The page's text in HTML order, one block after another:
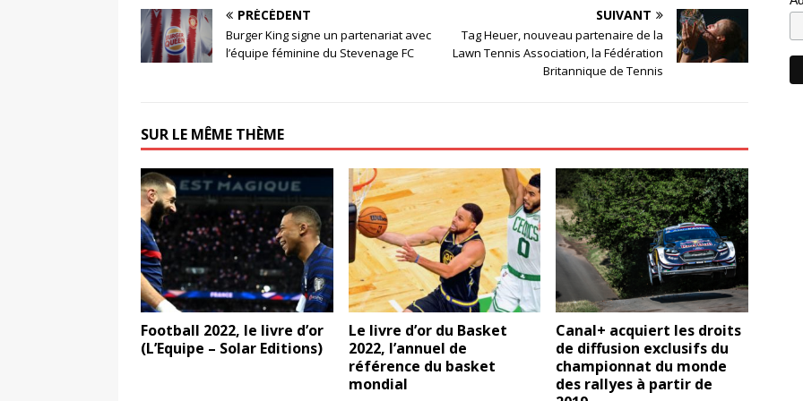
PRÉCÉDENT
Burger King signe un partenariat avec
l’équipe féminine du Stevenage FC
SUIVANT
Tag Heuer, nouveau partenaire de la
Lawn Tennis Association, la Fédération
Britannique de Tennis
SUR LE MÊME THÈME
Football 2022, le livre d’or
(L’Equipe – Solar Editions)
Le livre d’or du Basket
2022, l’annuel de
référence du basket
mondial
Canal+ acquiert les droits
de diffusion exclusifs du
championnat du monde
des rallyes à partir de